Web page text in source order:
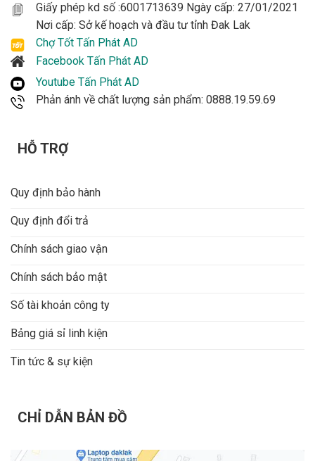
Giấy phép kd số :6001713639 Ngày cấp: 27/01/2021
Nơi cấp: Sở kế hoạch và đầu tư tỉnh Đak Lak
Chợ Tốt Tấn Phát AD
Facebook Tấn Phát AD
Youtube Tấn Phát AD
Phản ánh về chất lượng sản phẩm: 0888.19.59.69
HỖ TRỢ
Quy định bảo hành
Quy định đổi trả
Chính sách giao vận
Chính sách bảo mật
Số tài khoản công ty
Bảng giá sỉ linh kiện
Tin tức & sự kiện
CHỈ DẪN BẢN ĐỒ